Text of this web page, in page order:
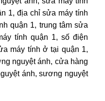
1, địa chỉ sửa máy tính
quận 1, trung tâm sửa
tính quận 1, số điện
máy tính ở tại quận 1,
nguyệt ánh, cửa hàng
ánh, sương nguyệt